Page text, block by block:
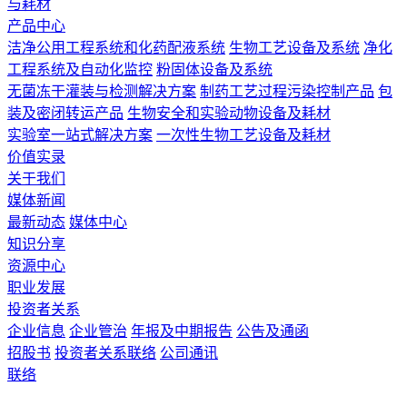
与耗材
产品中心
洁净公用工程系统和化药配液系统 生物工艺设备及系统 净化
工程系统及自动化监控 粉固体设备及系统
无菌冻干灌装与检测解决方案 制药工艺过程污染控制产品 包
装及密闭转运产品 生物安全和实验动物设备及耗材
实验室一站式解决方案 一次性生物工艺设备及耗材
价值实录
关于我们
媒体新闻
最新动态 媒体中心
知识分享
资源中心
职业发展
投资者关系
企业信息 企业管治 年报及中期报告 公告及通函
招股书 投资者关系联络 公司通讯
联络